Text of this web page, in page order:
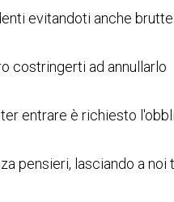
evitandoti anche
costringerti ad annullarlo
entrare è richiesto
pensieri, lasciando a